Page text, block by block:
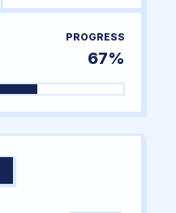
PROGRESS
67%